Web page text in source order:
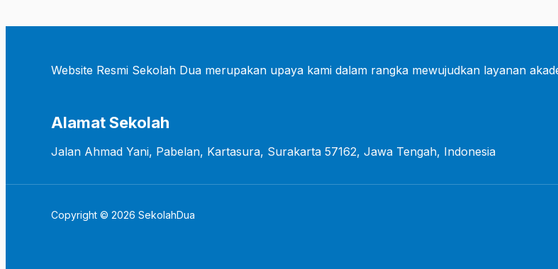
Website Resmi Sekolah Dua merupakan upaya kami dalam rangka mewujudkan layanan
Alamat Sekolah
Jalan Ahmad Yani, Pabelan, Kartasura, Surakarta 57162, Jawa Tengah, Indonesia
Copyright © 2026 SekolahDua